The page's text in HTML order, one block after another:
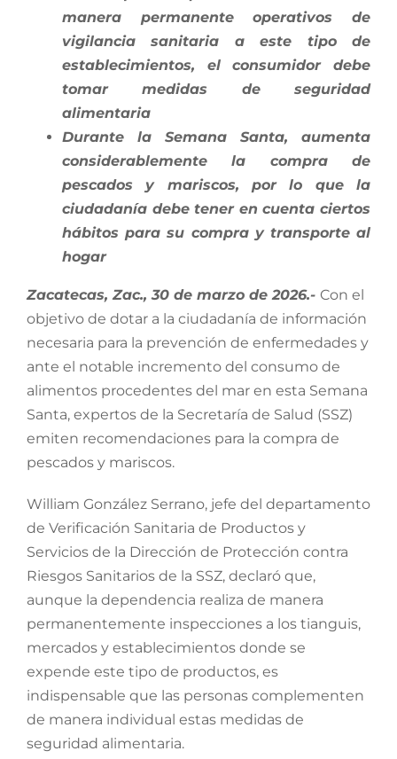
manera permanente operativos de
vigilancia sanitaria a este tipo de
establecimientos, el consumidor debe
tomar medidas de seguridad
alimentaria
Durante la Semana Santa, aumenta
considerablemente la compra de
pescados y mariscos, por lo que la
ciudadanía debe tener en cuenta ciertos
hábitos para su compra y transporte al
hogar
Zacatecas, Zac., 30 de marzo de 2026.- Con el
objetivo de dotar a la ciudadanía de información
necesaria para la prevención de enfermedades y
ante el notable incremento del consumo de
alimentos procedentes del mar en esta Semana
Santa, expertos de la Secretaría de Salud (SSZ)
emiten recomendaciones para la compra de
pescados y mariscos.
William González Serrano, jefe del departamento
de Verificación Sanitaria de Productos y
Servicios de la Dirección de Protección contra
Riesgos Sanitarios de la SSZ, declaró que,
aunque la dependencia realiza de manera
permanentemente inspecciones a los tianguis,
mercados y establecimientos donde se
expende este tipo de productos, es
indispensable que las personas complementen
de manera individual estas medidas de
seguridad alimentaria.